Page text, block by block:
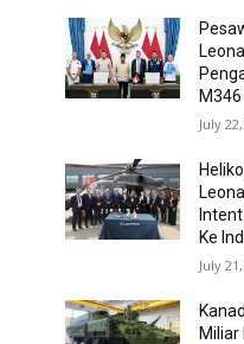
July
Ke
July
Miliar